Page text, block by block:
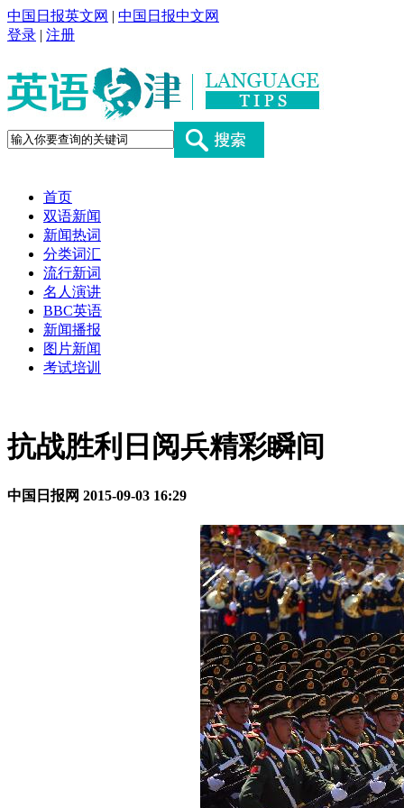
中国日报英文网 | 中国日报中文网
登录 | 注册
首页
双语新闻
新闻热词
分类词汇
流行新词
名人演讲
BBC英语
新闻播报
图片新闻
考试培训
抗战胜利日阅兵精彩瞬间
中国日报网 2015-09-03 16:29